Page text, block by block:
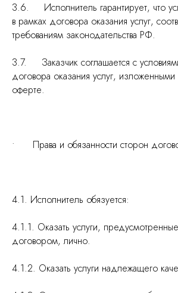
3.6. Исполнитель гарантирует, что
в рамках договора оказания услуг,
требованиям законодательства РФ.
3.7. Заказчик соглашается с
договора оказания услуг, изложенными
оферте.
• Права и обязанности сторон
4.1. Исполнитель обязуется:
4.1.1. Оказать услуги,
договором, лично.
4.1.2. Оказать услуги надлежащего